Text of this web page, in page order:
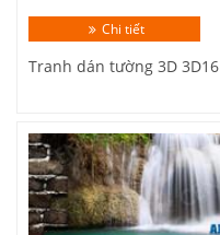
Chi tiết
Tranh dán tường 3D 3D16